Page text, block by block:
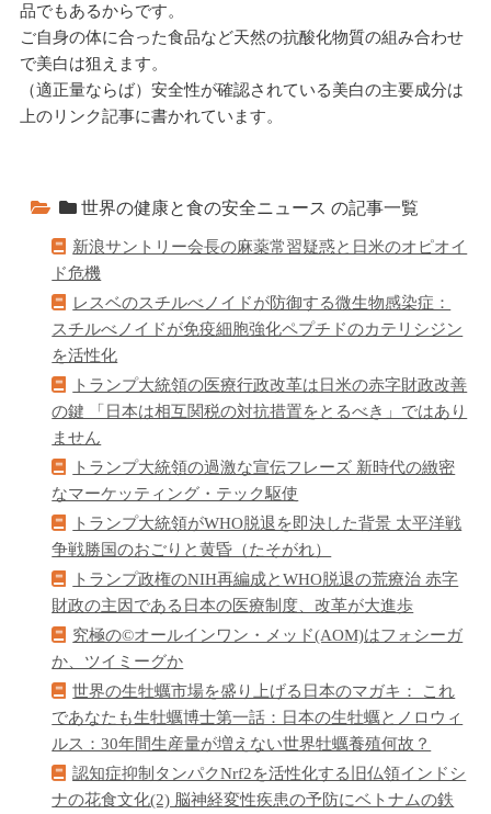
品でもあるからです。
ご自身の体に合った食品など天然の抗酸化物質の組み合わせ
で美白は狙えます。
（適正量ならば）安全性が確認されている美白の主要成分は
上のリンク記事に書かれています。
世界の健康と食の安全ニュース の記事一覧
新浪サントリー会長の麻薬常習疑惑と日米のオピオイ
ド危機
レスベのスチルべノイドが防御する微生物感染症：
スチルべノイドが免疫細胞強化ペプチドのカテリシジン
を活性化
トランプ大統領の医療行政改革は日米の赤字財政改善
の鍵 「日本は相互関税の対抗措置をとるべき」ではあり
ません
トランプ大統領の過激な宣伝フレーズ 新時代の緻密
なマーケッティング・テック駆使
トランプ大統領がWHO脱退を即決した背景 太平洋戦
争戦勝国のおごりと黄昏（たそがれ）
トランプ政権のNIH再編成とWHO脱退の荒療治 赤字
財政の主因である日本の医療制度、改革が大進歩
究極の©オールインワン・メッド(AOM)はフォシーガ
か、ツイミーグか
世界の生牡蠣市場を盛り上げる日本のマガキ： これ
であなたも生牡蠣博士第一話：日本の生牡蠣とノロウィ
ルス：30年間生産量が増えない世界牡蠣養殖何故？
認知症抑制タンパクNrf2を活性化する旧仏領インドシ
ナの花食文化(2) 脳神経変性疾患の予防にベトナムの鉄